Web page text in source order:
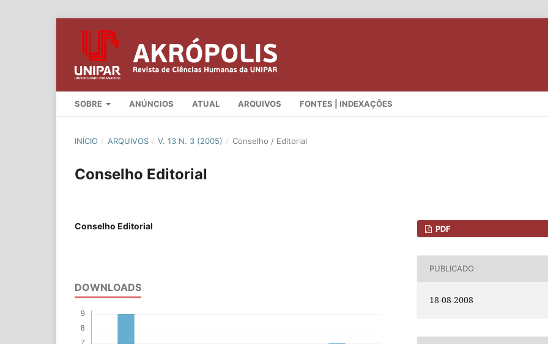
SOBRE ANÚNCIOS ATUAL ARQUIVOS FONTES | INDEXAÇÕES
INÍCIO / ARQUIVOS / V. 13 N. 3 (2005) / Conselho / Editorial
Conselho Editorial
Conselho Editorial
DOWNLOADS
PDF
PUBLICADO
18-08-2008